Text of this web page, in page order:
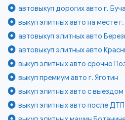
автовыкуп дорогих авто г. Буча
выкуп элитных авто на месте
автовыкуп элитных авто
автовыкуп элитных авто
выкуп элитных авто срочно
выкуп премиум авто г. Яготин
выкуп элитных авто с
выкуп элитных авто после